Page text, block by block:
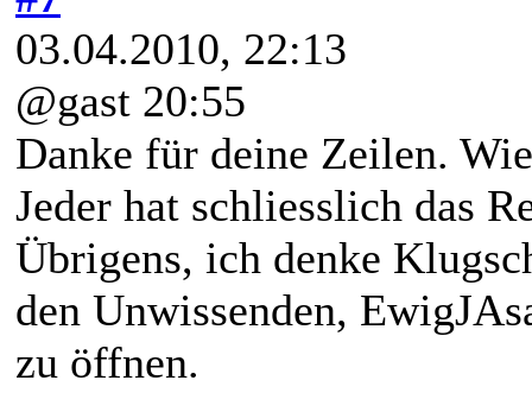
03.04.2010, 22:13
@gast 20:55
Danke für deine Zeilen.
Jeder hat schliesslich das
Übrigens, ich denke
den Unwissenden,
zu öffnen.